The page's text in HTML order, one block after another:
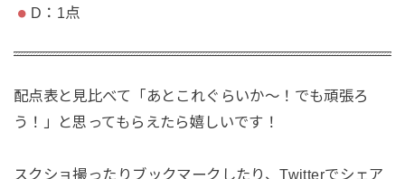
D：1点
配点表と見比べて「あとこれぐらいか〜！でも頑張ろ
う！」と思ってもらえたら嬉しいです！
スクショ撮ったりブックマークしたり、Twitterでシェア